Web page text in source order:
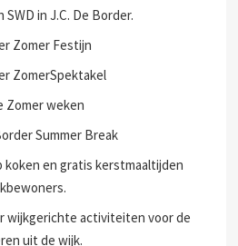
SWD in J.C. De Border.
Zomer Festijn
ZomerSpektakel
Zomer weken
Summer Break
koken en gratis kerstmaaltijden
wijkgerichte activiteiten voor de
uit de wijk.